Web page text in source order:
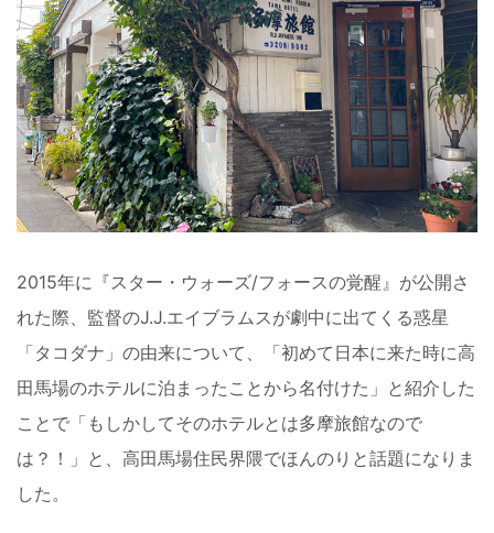
2015年に『スター・ウォーズ/フォースの覚醒』が公開さ
れた際、監督のJ.J.エイブラムスが劇中に出てくる惑星
「タコダナ」の由来について、「初めて日本に来た時に高
田馬場のホテルに泊まったことから名付けた」と紹介した
ことで「もしかしてそのホテルとは多摩旅館なので
は？！」と、高田馬場住民界隈でほんのりと話題になりま
した。